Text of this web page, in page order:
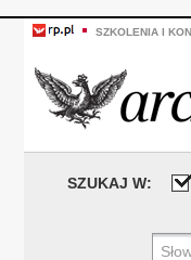
SZKOLENIA I
SZUKAJ W: